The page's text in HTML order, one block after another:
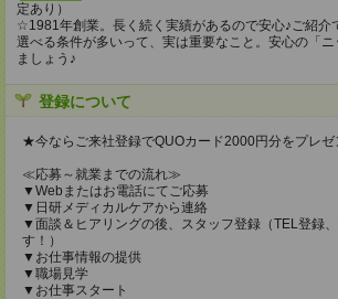
定あり）
☆1981年創業。長く続く実績があるので安心♪ご紹介
選べる条件が多いって、実は重要なこと。安心の「
ましょう♪
登録について
★今ならご来社登録でQUOカード2000円分をプレ
≪応募～就業までの流れ≫
▼Webまたはお電話にてご応募
▼日研メディカルケアから連絡
▼面談＆ヒアリングの後、スタッフ登録（TEL登録
す！）
▼お仕事情報の提供
▼職場見学
▼お仕事スタート